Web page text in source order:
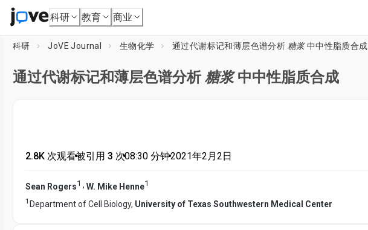
科研 教育 商业
科研 JoVE Journal 生物化学 通过代谢标记和薄层色谱分析 糖浆中中性脂质合成
通过代谢标记和薄层色谱分析糖浆中中性脂质合成
2.8K 次观看•被引用 3 次•08:30 分钟•2021年2月2日
Sean Rogers1 , W. Mike Henne1
1 Department of Cell Biology, University of Texas Southwestern Medical Center